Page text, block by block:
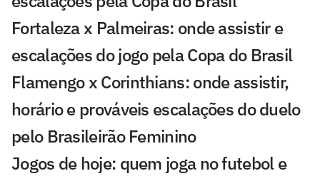
Fortaleza x Palmeiras: onde assistir e
escalações do jogo pela Copa do Brasil
Flamengo x Corinthians: onde assistir,
horário e prováveis escalações do duelo
pelo Brasileirão Feminino
Jogos de hoje: quem joga no futebol e